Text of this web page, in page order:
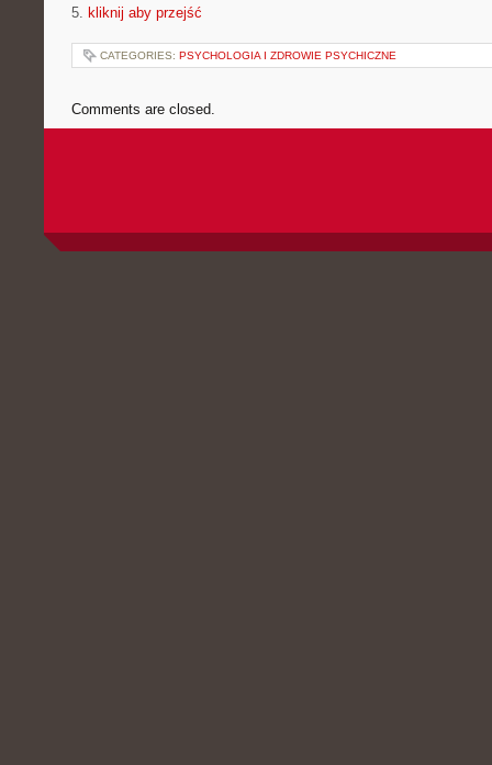
5. kliknij aby przejść
CATEGORIES: PSYCHOLOGIA I ZDROWIE PSYCHICZNE
Comments are closed.